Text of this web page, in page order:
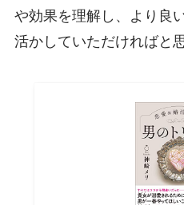
や効果を理解し、より良
活かしていただければと